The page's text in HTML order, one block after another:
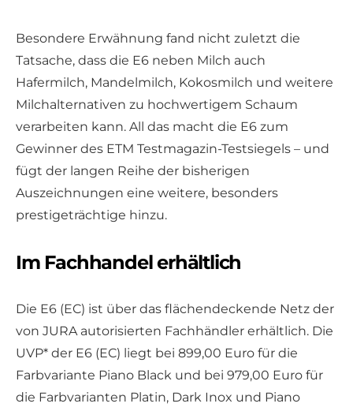
Besondere Erwähnung fand nicht zuletzt die
Tatsache, dass die E6 neben Milch auch
Hafermilch, Mandelmilch, Kokosmilch und weitere
Milchalternativen zu hochwertigem Schaum
verarbeiten kann. All das macht die E6 zum
Gewinner des ETM Testmagazin-Testsiegels – und
fügt der langen Reihe der bisherigen
Auszeichnungen eine weitere, besonders
prestigeträchtige hinzu.
Im Fachhandel erhältlich
Die E6 (EC) ist über das flächendeckende Netz der
von JURA autorisierten Fachhändler erhältlich. Die
UVP* der E6 (EC) liegt bei 899,00 Euro für die
Farbvariante Piano Black und bei 979,00 Euro für
die Farbvarianten Platin, Dark Inox und Piano